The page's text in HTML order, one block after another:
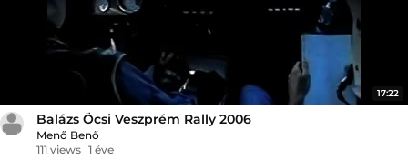
17:22
Balázs Öcsi Veszprém Rally 2006
Menő Benő
111 views 1 éve